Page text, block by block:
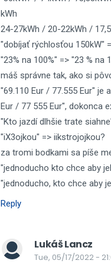
kWh
24-27kWh / 20-22kWh /
"dobíjať rýchlosťou 150kW"
"23% na 100%" => "23 %
máš správne tak, ako si
"69.110 Eur / 77.555 Eur" je
Eur / 77 555 Eur", dokonca
"Kto jazdí dlhšie trate
"iX3ojkou" => iikstrojojkou?
za tromi bodkami sa píše
"jednoducho kto chce aby
"jednoducho, kto chce aby
Reply
Lukáš Lancz
Tue, 05/17/2022 -